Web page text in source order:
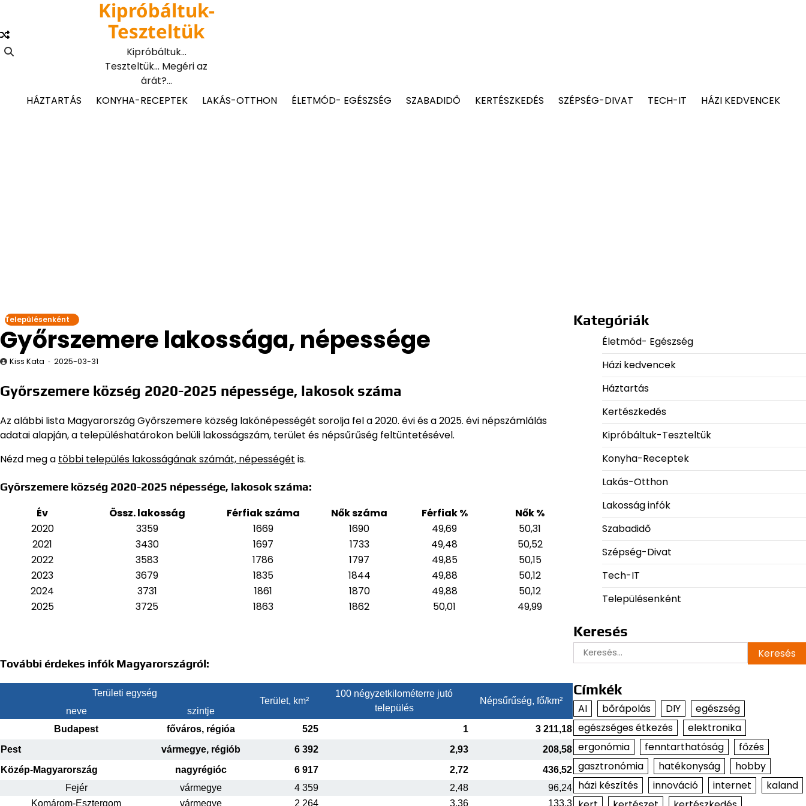
content
Kipróbáltuk-
Teszteltük
Kipróbáltuk…
Teszteltük… Megéri az
árát?…
HÁZTARTÁS
KONYHA-RECEPTEK LAKÁS-OTTHON ÉLETMÓD- EGÉSZSÉG SZABADIDŐ KERTÉSZKEDÉS SZÉPSÉG-DIVAT TECH-IT HÁZI KEDVENCEK
Településenként
Győrszemere lakossága, népessége
Kiss Kata 2025-03-31
Győrszemere község 2020-2025 népessége, lakosok száma
Az alábbi lista Magyarország Győrszemere község lakónépességét sorolja fel a 2020. évi és a 2025. évi népszámlálás
adatai alapján,a településhatárokon belüli lakosságszám, terület és népsűrűség feltüntetésével.
Nézd meg a többi település lakosságának számát, népességét is.
Győrszemere község 2020-2025 népessége, lakosok száma:
Év Össz. lakosság Férfiak száma Nők száma Férfiak %
Nők %
2020
3359 1669 1690 49,69
50,31
2021
3430 1697 1733 49,48
50,52
2022
3583 1786 1797 49,85
50,15
2023
3679 1835 1844 49,88
50,12
2024
3731 1861 1870 49,88
50,12
2025
3725 1863 1862 50,01 49,99
További érdekes infók Magyarországról:
Területi egység
Terület, km²
100 négyzetkilométerre jutó
település
Népsűrűség, fő/km²
neve
szintje
Budapest
főváros, régióa 525 1
3 211,18
Pest
vármegye, régiób 6 392 2,93
208,58
Közép-Magyarország
nagyrégióc 6 917 2,72
436,52
Fejér
vármegye 4 359 2,48
96,24
Komárom-Esztergom
vármegye 2 264 3,36 133,3
Kategóriák
Életmód- Egészség
Házi kedvencek
Háztartás
Kertészkedés
Kipróbáltuk-Teszteltük
Konyha-Receptek
Lakás-Otthon
Lakosság infók
Szabadidő
Szépség-Divat
Tech-IT
Településenként
Keresés
Keresés:
Címkék
AI bőrápolás DIY
egészség
egészséges étkezés
elektronika
ergonómia
fenntarthatóság
főzés
gasztronómia
hatékonyság
hobby
házi készítés
innováció internet
kaland